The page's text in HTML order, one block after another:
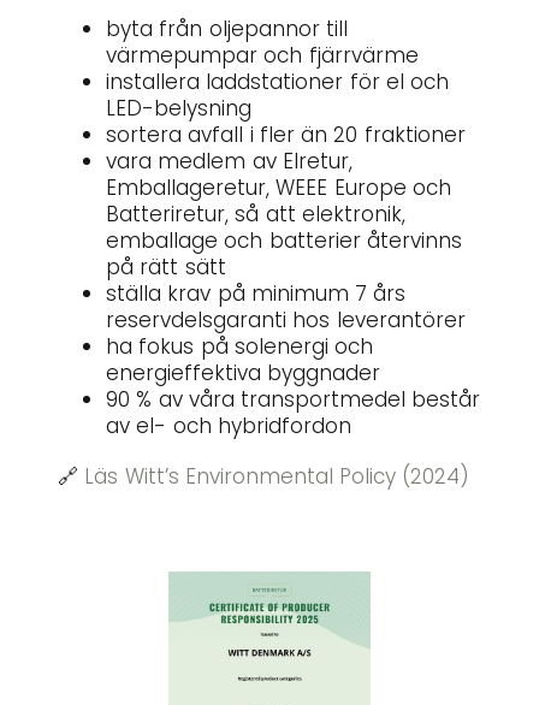
byta från oljepannor till
värmepumpar och fjärrvärme
installera laddstationer för el och
LED-belysning
sortera avfall i fler än 20 fraktioner
vara medlem av Elretur,
Emballageretur, WEEE Europe och
Batteriretur, så att elektronik,
emballage och batterier återvinns
på rätt sätt
ställa krav på minimum 7 års
reservdelsgaranti hos leverantörer
ha fokus på solenergi och
energieffektiva byggnader
90 % av våra transportmedel består
av el- och hybridfordon
🔗 Läs Witt’s Environmental Policy (2024)